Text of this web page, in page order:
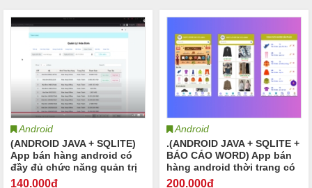
Android
(ANDROID JAVA + SQLITE)
App bán hàng android có
đầy đủ chức năng quản trị
và đặt hàng, xem giỏ hàng
140.000đ
Android
.(ANDROID JAVA + SQLITE +
BÁO CÁO WORD) App bán
hàng android thời trang có
đầy đủ chức năng quản trị
200.000đ